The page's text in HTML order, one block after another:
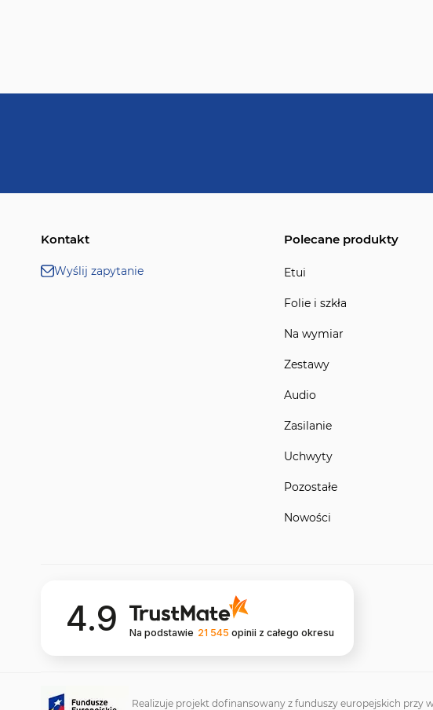
Kontakt
Wyślij zapytanie
Polecane produkty
Etui
Folie i szkła
Na wymiar
Zestawy
Audio
Zasilanie
Uchwyty
Pozostałe
Nowości
4.9 Na podstawie 21 545 opinii z całego okresu
Realizuje projekt dofinansowany z funduszy europejskich przy